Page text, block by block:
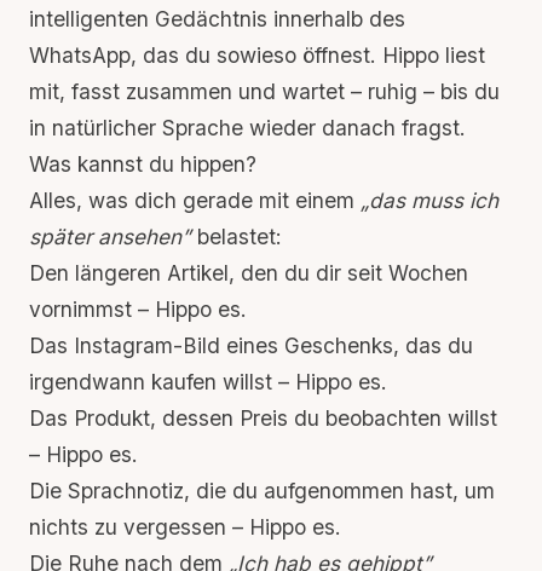
intelligenten Gedächtnis innerhalb des
WhatsApp, das du sowieso öffnest. Hippo liest
mit, fasst zusammen und wartet – ruhig – bis du
in natürlicher Sprache wieder danach fragst.
Was kannst du hippen?
Alles, was dich gerade mit einem „das muss ich
später ansehen”belastet:
Den längeren Artikel, den du dir seit Wochen
vornimmst – Hippo es.
Das Instagram-Bild eines Geschenks, das du
irgendwann kaufen willst – Hippo es.
Das Produkt, dessen Preis du beobachten willst
– Hippo es.
Die Sprachnotiz, die du aufgenommen hast, um
nichts zu vergessen – Hippo es.
Die Ruhe nach dem „Ich hab es gehippt”